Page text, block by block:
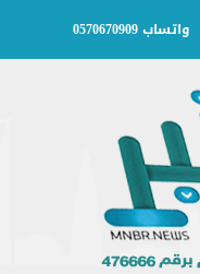
واتساب 0570670909